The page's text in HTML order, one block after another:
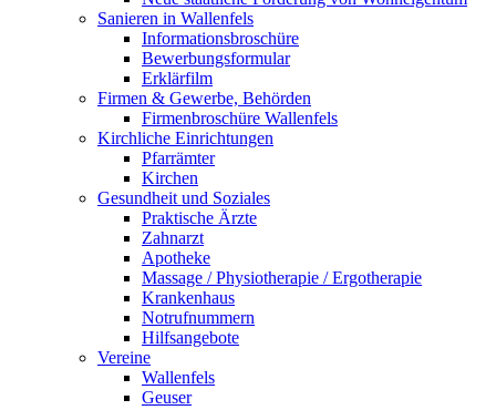
Sanieren in Wallenfels
Informationsbroschüre
Bewerbungsformular
Erklärfilm
Firmen & Gewerbe, Behörden
Firmenbroschüre Wallenfels
Kirchliche Einrichtungen
Pfarrämter
Kirchen
Gesundheit und Soziales
Praktische Ärzte
Zahnarzt
Apotheke
Massage / Physiotherapie / Ergotherapie
Krankenhaus
Notrufnummern
Hilfsangebote
Vereine
Wallenfels
Geuser